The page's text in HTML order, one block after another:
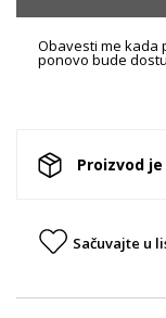
Obavesti me kada
ponovo bude
Proizvod
Sačuvajte u